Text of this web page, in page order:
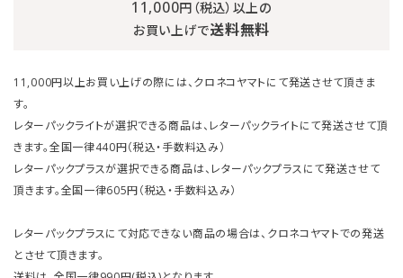
11,000円（税込）以上の
お買い上げで送料無料
11,000円以上お買い上げの際には、クロネコヤマトにて発送させて頂きま
す。
レターパックライトが選択できる商品は、レターパックライトにて発送させて頂
きます。全国一律440円（税込・手数料込み）
レターパックプラスが選択できる商品は、レターパックプラスにて発送させて
頂きます。全国一律605円（税込・手数料込み）
レターパックプラスにて対応できない商品の場合は、クロネコヤマトでの発送
とさせて頂きます。